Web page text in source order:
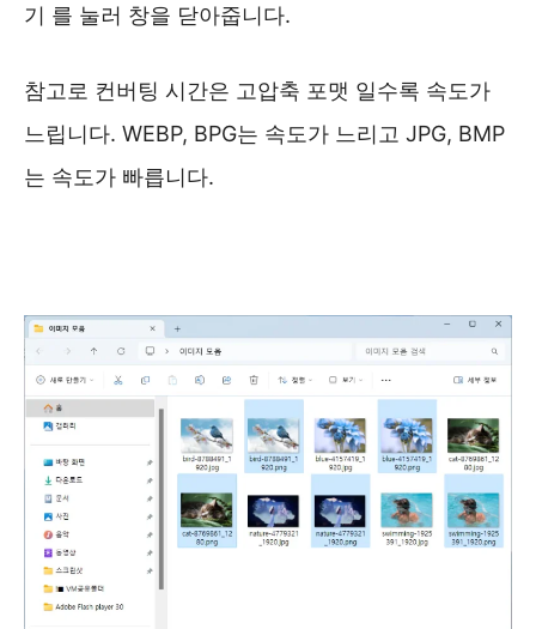
기 를 눌러 창을 닫아줍니다.
참고로 컨버팅 시간은 고압축 포맷 일수록 속도가
느립니다. WEBP, BPG는 속도가 느리고 JPG, BMP
는 속도가 빠릅니다.